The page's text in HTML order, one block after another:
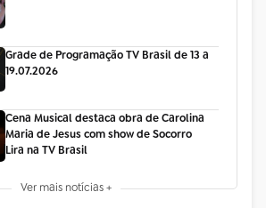
Grade de Programação TV Brasil de 13 a
19.07.2026
Cena Musical destaca obra de Carolina
Maria de Jesus com show de Socorro
Lira na TV Brasil
Ver mais notícias +